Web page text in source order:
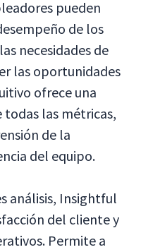
pueden
de los
necesidades de
las oportunidades
ofrece una
todas las métricas,
de la
del equipo.
análisis, Insightful
del cliente y
Permite a